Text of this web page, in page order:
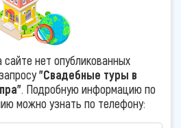
нет опубликованных
"Свадебные туры в
. Подробную информацию по
можно узнать по телефону: